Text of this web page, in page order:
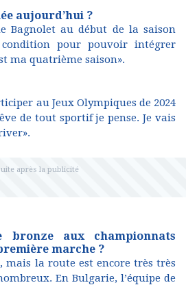
aujourd’hui ?
Bagnolet au début de la saison
condition pour pouvoir intégrer
ma quatrième saison».
au Jeux Olympiques de 2024
de tout sportif je pense. Je vais
bronze aux championnats
marche ?
mais la route est encore très très
En Bulgarie, l’équipe de